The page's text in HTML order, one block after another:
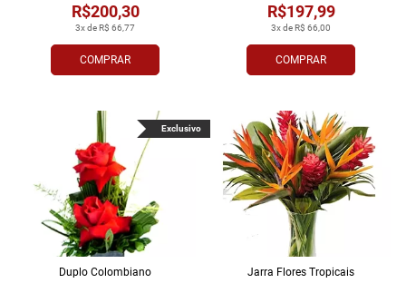
COMPRAR
3x de R$ 66,77
R$200,30
COMPRAR
3x de R$ 66,00
R$197,99
Duplo Colombiano
Exclusivo
Jarra Flores Tropi­cais